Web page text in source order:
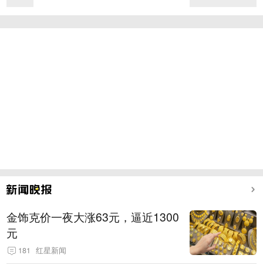
金饰克价一夜大涨63元，逼近1300
元
181 红星新闻